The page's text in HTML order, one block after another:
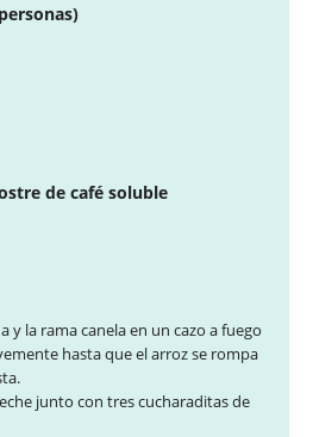
de café soluble
y la rama canela en un cazo a fuego
hasta que el arroz se rompa
junto con tres cucharaditas de